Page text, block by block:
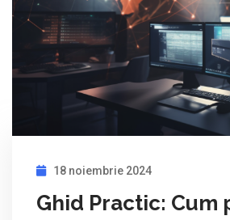
18 noiembrie 2024
Ghid Practic: Cum